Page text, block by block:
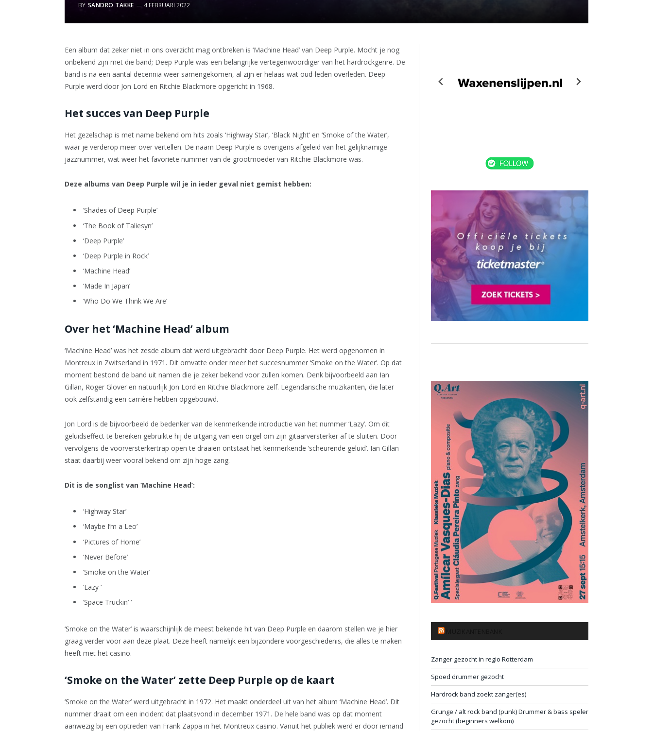
BY SANDRO TAKKE 4 FEBRUARI 2022
Een album dat zeker niet in ons overzicht mag ontbreken is ‘Machine Head’ van Deep Purple. Mocht je nog
onbekend zijn met die band; Deep Purple was een belangrijke vertegenwoordiger van het hardrockgenre. De
band is na een aantal decennia weer samengekomen, al zijn er helaas wat oud-leden overleden. Deep
Purple werd door Jon Lord en Ritchie Blackmore opgericht in 1968.
Het succes van Deep Purple
Het gezelschap is met name bekend om hits zoals ‘Highway Star’, ‘Black Night’ en ‘Smoke of the Water’,
waar je verderop meer over vertellen. De naam Deep Purple is overigens afgeleid van het gelijknamige
jazznummer, wat weer het favoriete nummer van de grootmoeder van Ritchie Blackmore was.
Deze albums van Deep Purple wil je in ieder geval niet gemist hebben:
‘Shades of Deep Purple’
‘The Book of Taliesyn’
‘Deep Purple’
‘Deep Purple in Rock’
‘Machine Head’
‘Made In Japan’
‘Who Do We Think We Are’
Over het ‘Machine Head’ album
‘Machine Head’ was het zesde album dat werd uitgebracht door Deep Purple. Het werd opgenomen in
Montreux in Zwitserland in 1971. Dit omvatte onder meer het succesnummer ‘Smoke on the Water’. Op dat
moment bestond de band uit namen die je zeker bekend voor zullen komen. Denk bijvoorbeeld aan Ian
Gillan, Roger Glover en natuurlijk Jon Lord en Ritchie Blackmore zelf. Legendarische muzikanten, die later
ook zelfstandig een carrière hebben opgebouwd.
Jon Lord is de bijvoorbeeld de bedenker van de kenmerkende introductie van het nummer ‘Lazy’. Om dit
geluidseffect te bereiken gebruikte hij de uitgang van een orgel om zijn gitaarversterker af te sluiten. Door
vervolgens de voorversterkertrap open te draaien ontstaat het kenmerkende ‘scheurende geluid’. Ian Gillan
staat daarbij weer vooral bekend om zijn hoge zang.
Dit is de songlist van ‘Machine Head’:
‘Highway Star’
‘Maybe I’m a Leo’
‘Pictures of Home’
‘Never Before’
‘Smoke on the Water’
‘Lazy ‘
‘Space Truckin’ ‘
‘Smoke on the Water’ is waarschijnlijk de meest bekende hit van Deep Purple en daarom stellen we je hier
graag verder voor aan deze plaat. Deze heeft namelijk een bijzondere voorgeschiedenis, die alles te maken
heeft met het casino.
‘Smoke on the Water’ zette Deep Purple op de kaart
‘Smoke on the Water’ werd uitgebracht in 1972. Het maakt onderdeel uit van het album ‘Machine Head’. Dit
nummer draait om een incident dat plaatsvond in december 1971. De hele band was op dat moment
aanwezig bij een optreden van Frank Zappa in het Montreux casino. Vanuit het publiek werd er door iemand
Zanger gezocht in regio Rotterdam
Spoed drummer gezocht
Hardrock band zoekt zanger(es)
Grunge / alt rock band (punk) Drummer & bass speler
gezocht (beginners welkom)